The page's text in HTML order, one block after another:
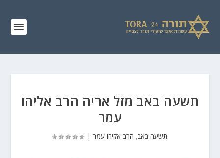
תשעה באב מזל אריה הרב אליהו
עמר
תשעה באב, הרב אליהו עמר |